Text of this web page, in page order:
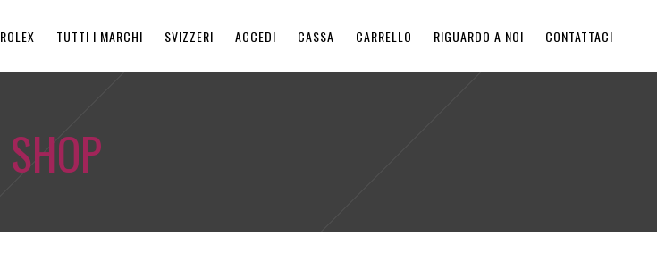
ROLEX TUTTI I MARCHI SVIZZERI ACCEDI CASSA CARRELLO RIGUARDO A NOI CONTATTACI
SHOP